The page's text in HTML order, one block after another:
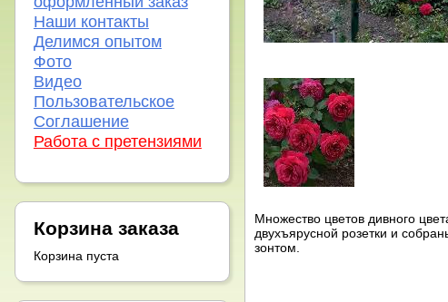
Множество цветов дивного
двухъярусной розетки и
зонтом.
Наши контакты
Делимся опытом
Фото
Видео
Пользовательское
Соглашение
Работа с претензиями
Корзина заказа
Корзина пуста